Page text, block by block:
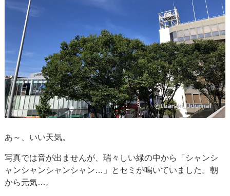
あ～、いい天気。
写真では音が出ませんが、瑞々しい緑の中から「シャンシ
ャンシャンシャンシャン…」とセミが鳴いていました。朝
から元気…。